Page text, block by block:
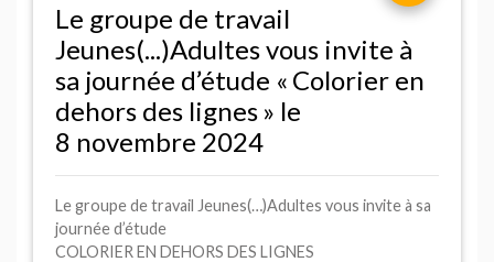
Le groupe de travail
Jeunes(...)Adultes vous invite à
sa journée d’étude « Colorier en
dehors des lignes » le
8 novembre 2024
Le groupe de travail Jeunes(…)Adultes vous invite à sa
journée d’étude
COLORIER EN DEHORS DES LIGNES